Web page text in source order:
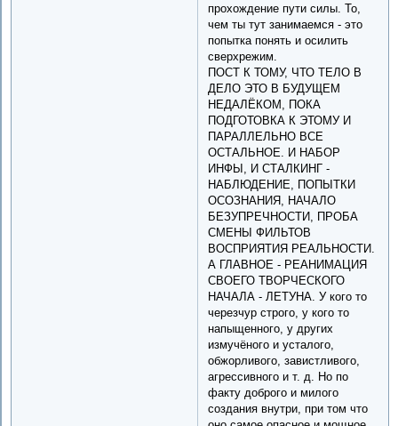
прохождение пути силы. То,
чем ты тут занимаемся - это
попытка понять и осилить
сверхрежим.
ПОСТ К ТОМУ, ЧТО ТЕЛО В
ДЕЛО ЭТО В БУДУЩЕМ
НЕДАЛЁКОМ, ПОКА
ПОДГОТОВКА К ЭТОМУ И
ПАРАЛЛЕЛЬНО ВСЕ
ОСТАЛЬНОЕ. И НАБОР
ИНФЫ, И СТАЛКИНГ -
НАБЛЮДЕНИЕ, ПОПЫТКИ
ОСОЗНАНИЯ, НАЧАЛО
БЕЗУПРЕЧНОСТИ, ПРОБА
СМЕНЫ ФИЛЬТОВ
ВОСПРИЯТИЯ РЕАЛЬНОСТИ.
А ГЛАВНОЕ - РЕАНИМАЦИЯ
СВОЕГО ТВОРЧЕСКОГО
НАЧАЛА - ЛЕТУНА. У кого то
черезчур строго, у кого то
напыщенного, у других
измучёного и усталого,
обжорливого, завистливого,
агрессивного и т. д. Но по
факту доброго и милого
создания внутри, при том что